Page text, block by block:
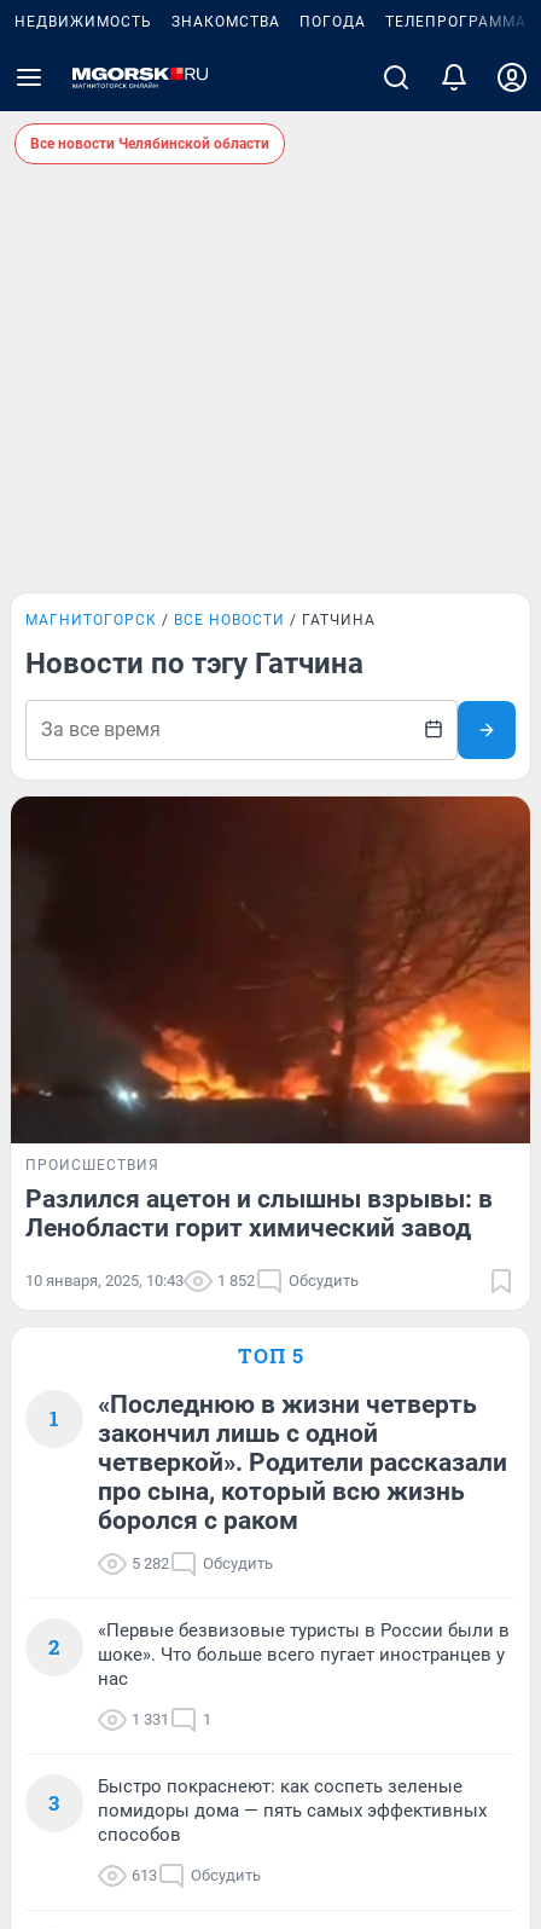
НЕДВИЖИМОСТЬ ЗНАКОМСТВА ПОГОДА ТЕЛЕПРОГРАММА
Все новости Челябинской области
МАГНИТОГОРСК ВСЕ НОВОСТИ ГАТЧИНА
Новости по тэгу Гатчина
ПРОИСШЕСТВИЯ
Разлился ацетон и слышны взрывы: в
Ленобласти горит химический завод
10 января, 2025, 10:43 1 852 Обсудить
ТОП 5
1
«Последнюю в жизни четверть
закончил лишь с одной
четверкой». Родители рассказали
про сына, который всю жизнь
боролся с раком
5 282 Обсудить
2
«Первые безвизовые туристы в России были в
шоке». Что больше всего пугает иностранцев у
нас
1 331 1
3
Быстро покраснеют: как соспеть зеленые
помидоры дома — пять самых эффективных
способов
613 Обсудить